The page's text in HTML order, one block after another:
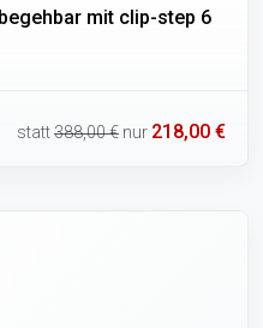
mit clip-step 6
statt388,00 € nur 218,00 €